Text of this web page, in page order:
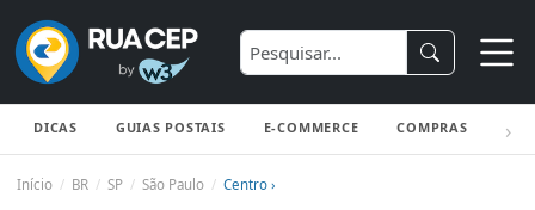
DICAS GUIAS POSTAIS E-COMMERCE COMPRAS
Início BR SP São Paulo Centro ›